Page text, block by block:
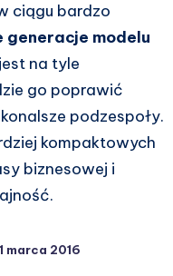
ciągu bardzo
generacje modelu
na tyle
go poprawić
podzespoły.
kompaktowych
biznesowej i
marca 2016